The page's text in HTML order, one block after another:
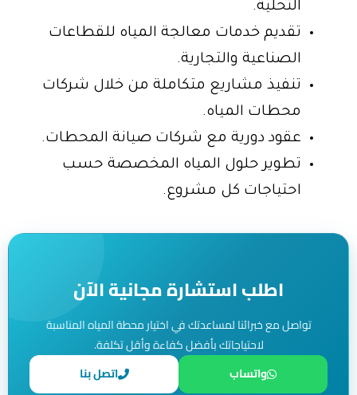
التحلية.
تقديم خدمات معالجة المياه للقطاعات
الصناعية والتجارية.
تنفيذ مشاريع متكاملة من خلال شركات
محطات المياه.
عقود دورية مع شركات صيانة المحطات.
تطوير حلول المياه المخصصة حسب
احتياجات كل مشروع.
اطلب استشارة مجانية الآن
تواصل مع خبرائنا لمساعدتك في اختيار محطة المياه المناسبة
لاحتياجاتك بأفضل كفاءة وأقل تكلفة.
واتساب
اتصل بنا